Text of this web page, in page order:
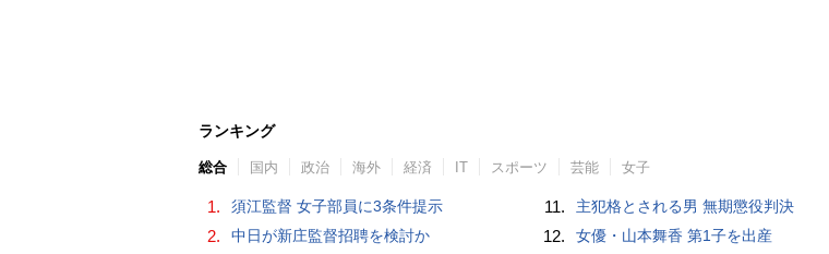
ランキング
総合 国内 政治 海外 経済 IT スポーツ 芸能 女子
1. 須江監督 女子部員に3条件提示
2. 中日が新庄監督招聘を検討か
11. 主犯格とされる男 無期懲役判決
12. 女優・山本舞香 第1子を出産